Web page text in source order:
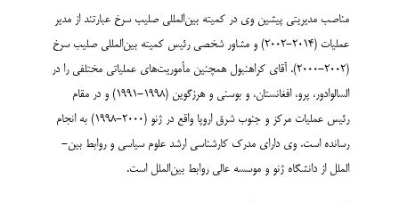
مناصب مدیریتی پیشین وی در کمیته بین‌­المللی صلیب سرخ عبارتند از مدیر
عملیات (2014-2002) و مشاور شخصی رئیس کمیته بین‌­المللی صلیب سرخ
(2002-2000). آقای کراهنبول همچنین مأموریت­‌های عملیاتی مختلفی را در
السالوادور، پرو، افغانستان، و بوسنی و هرزگوین (1998-1991) و در مقام
رئیس عملیات مرکز و جنوب شرق اروپا واقع در ژنو (2000-1998) به انجام
رسانده است. وی دارای مدرک کارشناسی ارشد علوم سیاسی و روابط بین‌­
الملل از دانشگاه ژنو و موسسه عالی روابط بین‌­الملل است.